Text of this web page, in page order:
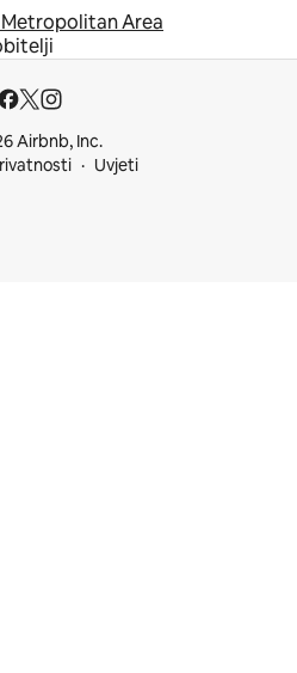
Area
Airbnb, Inc.
Uvjeti